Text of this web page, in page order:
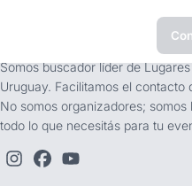
Somos buscador líder de
Uruguay. Facilitamos el
No somos organizadores;
todo lo que necesitás para tu